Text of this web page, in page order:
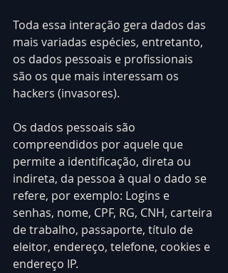
Toda essa interação gera dados das
mais variadas espécies, entretanto,
os dados pessoais e profissionais
são os que mais interessam os
hackers (invasores).
Os dados pessoais são
compreendidos por aquele que
permite a identificação, direta ou
indireta, da pessoa à qual o dado se
refere, por exemplo: Logins e
senhas, nome, CPF, RG, CNH, carteira
de trabalho, passaporte, título de
eleitor, endereço, telefone, cookies e
endereço IP.